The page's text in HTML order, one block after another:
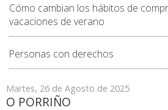
Cómo cambian los hábitos de
vacaciones de verano
Personas con derechos
Martes, 26 de Agosto de 2025
O PORRIÑO